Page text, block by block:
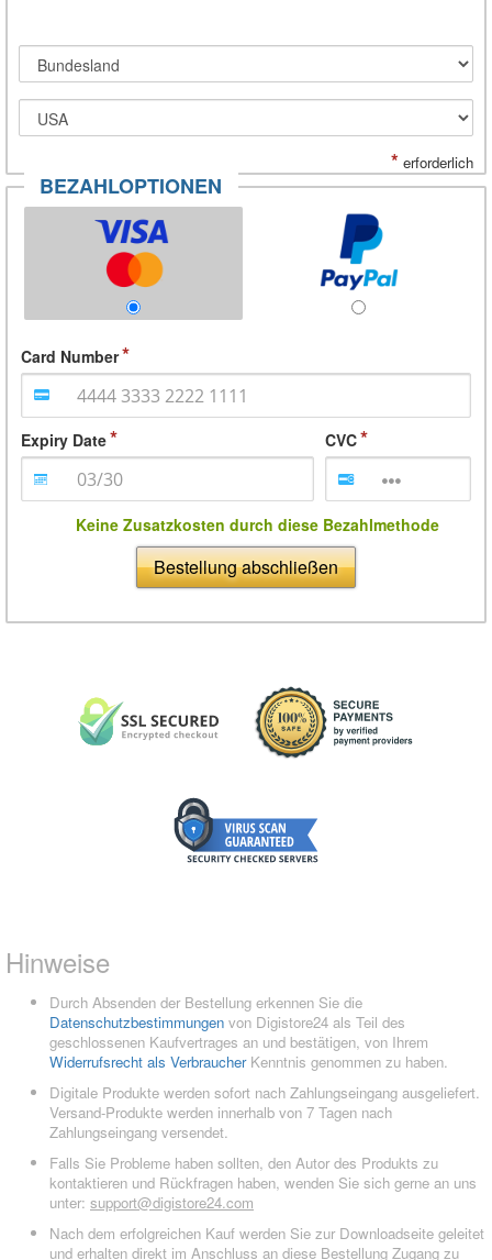
* erforderlich
BEZAHLOPTIONEN
Card Number
Expiry Date CVC
Keine Zusatzkosten durch diese Bezahlmethode
Bestellung abschließen
Hinweise
Durch Absenden der Bestellung erkennen Sie die
Datenschutzbestimmungen von Digistore24 als Teil des
geschlossenen Kaufvertrages an und bestätigen, von Ihrem
Widerrufsrecht als VerbraucherKenntnis genommen zu haben.
Digitale Produkte werden sofort nach Zahlungseingang ausgeliefert.
Versand-Produkte werden innerhalb von 7 Tagen nach
Zahlungseingang versendet.
Falls Sie Probleme haben sollten, den Autor des Produkts zu
kontaktieren und Rückfragen haben, wenden Sie sich gerne an uns
unter: support@digistore24.com
Nach dem erfolgreichen Kauf werden Sie zur Downloadseite geleitet
und erhalten direkt im Anschluss an diese Bestellung Zugang zu